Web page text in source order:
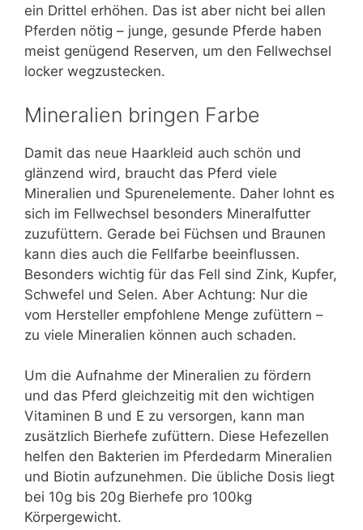
ein Drittel erhöhen. Das ist aber nicht bei allen
Pferden nötig – junge, gesunde Pferde haben
meist genügend Reserven, um den Fellwechsel
locker wegzustecken.
Mineralien bringen Farbe
Damit das neue Haarkleid auch schön und
glänzend wird, braucht das Pferd viele
Mineralien und Spurenelemente. Daher lohnt es
sich im Fellwechsel besonders Mineralfutter
zuzufüttern. Gerade bei Füchsen und Braunen
kann dies auch die Fellfarbe beeinflussen.
Besonders wichtig für das Fell sind Zink, Kupfer,
Schwefel und Selen. Aber Achtung: Nur die
vom Hersteller empfohlene Menge zufüttern –
zu viele Mineralien können auch schaden.
Um die Aufnahme der Mineralien zu fördern
und das Pferd gleichzeitig mit den wichtigen
Vitaminen B und E zu versorgen, kann man
zusätzlich Bierhefe zufüttern. Diese Hefezellen
helfen den Bakterien im Pferdedarm Mineralien
und Biotin aufzunehmen. Die übliche Dosis liegt
bei 10g bis 20g Bierhefe pro 100kg
Körpergewicht.